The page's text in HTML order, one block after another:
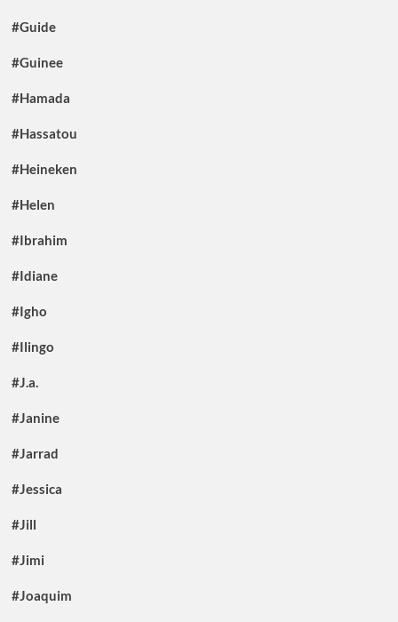
#Guide
#Guinee
#Hamada
#Hassatou
#Heineken
#Helen
#Ibrahim
#Idiane
#Igho
#Ilingo
#J.a.
#Janine
#Jarrad
#Jessica
#Jill
#Jimi
#Joaquim